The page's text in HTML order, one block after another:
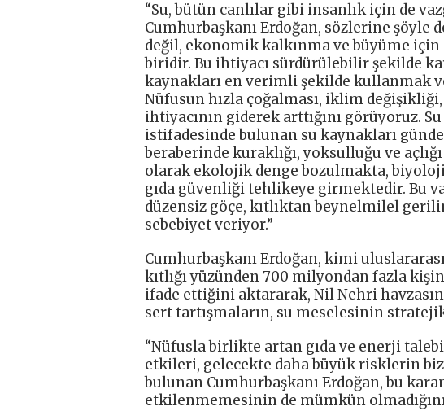
“Su, bütün canlılar gibi insanlık için de
Cumhurbaşkanı Erdoğan, sözlerine şöyle
değil, ekonomik kalkınma ve büyüme
biridir. Bu ihtiyacı sürdürülebilir şekilde
kaynakları en verimli şekilde kullanmak
Nüfusun hızla çoğalması, iklim
ihtiyacının giderek arttığını görüyoruz.
istifadesinde bulunan su kaynakları
beraberinde kuraklığı, yoksulluğu ve
olarak ekolojik denge bozulmakta,
gıda güvenliği tehlikeye girmektedir. Bu
düzensiz göçe, kıtlıktan beynelmilel
sebebiyet veriyor.”
Cumhurbaşkanı Erdoğan, kimi
kıtlığı yüzünden 700 milyondan fazla
ifade ettiğini aktararak, Nil Nehri
sert tartışmaların, su meselesinin
“Nüfusla birlikte artan gıda ve enerji
etkileri, gelecekte daha büyük risklerin
bulunan Cumhurbaşkanı Erdoğan, bu
etkilenmemesinin de mümkün